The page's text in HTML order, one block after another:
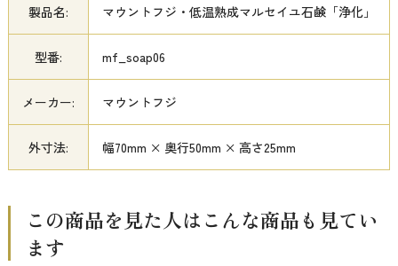
製品名: マウントフジ・低温熟成マルセイユ石鹸「浄化」
型番: mf_soap06
メーカー: マウントフジ
外寸法: 幅70mm × 奥行50mm × 高さ25mm
この商品を見た人はこんな商品も見てい
ます